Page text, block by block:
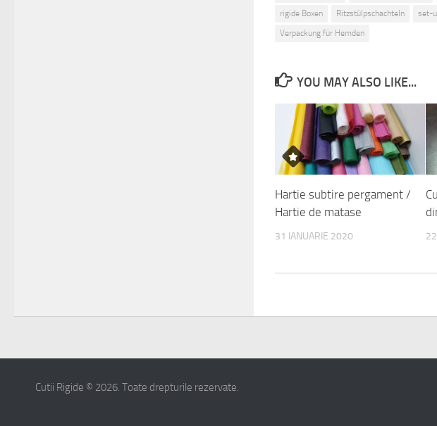
rigide Boxen
Ritzstülpschachteln set-
Verpackung für Hemden
YOU MAY ALSO LIKE...
Hartie subtire pergament /
Hartie de matase
31 IANUARIE 2020
Cutii Rigide © 2026. Toate drepturile rezervate.